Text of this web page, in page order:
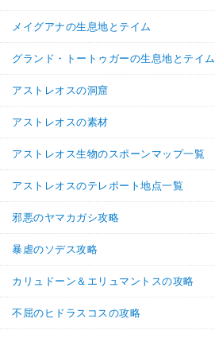
メイグアナの生息地とテイム
グランド・トートゥガーの生息地とテイム
アストレオスの洞窟
アストレオスの素材
アストレオス生物のスポーンマップ一覧
アストレオスのテレポート地点一覧
邪悪のヤマカガシ攻略
暴虐のソデス攻略
カリュドーン＆エリュマントスの攻略
不屈のヒドラスコスの攻略